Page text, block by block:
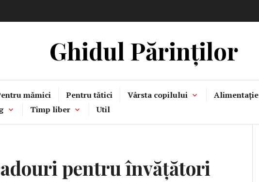
Ghidul Părinților
mămici Pentru tătici Vârsta copilului Alimentație
Timp liber Util
pentru învățători